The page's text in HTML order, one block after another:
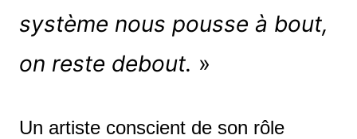
système nous pousse à bout,
on reste debout. »
Un artiste conscient de son rôle